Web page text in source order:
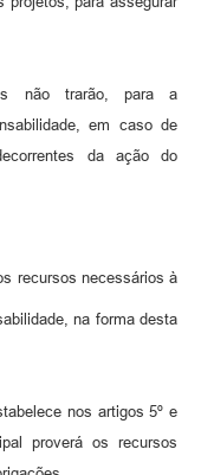
não trarão, para a
em caso de
da ação do
recursos necessários à
na forma desta
nos artigos 5º e
proverá os recursos